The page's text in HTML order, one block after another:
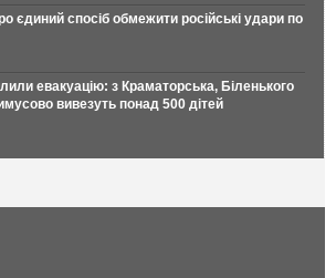
єдиний спосіб обмежити російські удари по
евакуацію: з Краматорська, Біленького
вивезуть понад 500 дітей